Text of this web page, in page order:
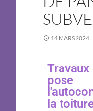
14 MARS 2024
pose
la